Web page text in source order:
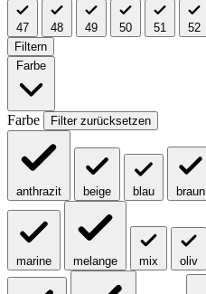
47 48 49 50 51
52
Filtern
Farbe
Farbe Filter zurücksetzen
anthrazit beige blau braun
marine melange mix oliv